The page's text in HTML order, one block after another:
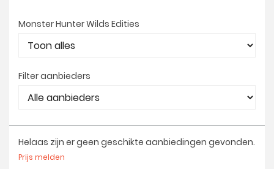
Monster Hunter Wilds Edities
Filter aanbieders
Helaas zijn er geen geschikte aanbiedingen gevonden.
Prijs melden